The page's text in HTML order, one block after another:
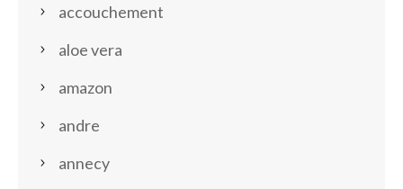
accouchement
aloe vera
amazon
andre
annecy